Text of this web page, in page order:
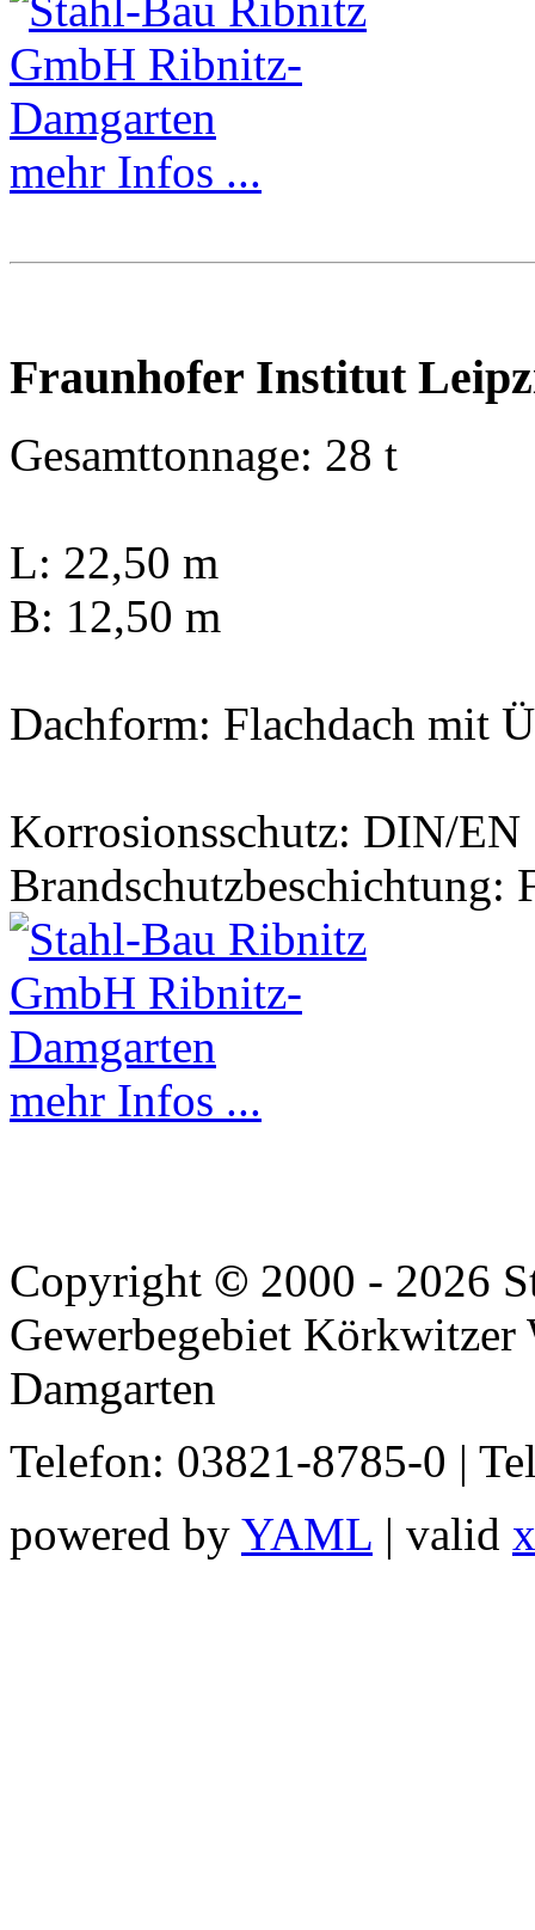
mehr Infos ...
Fraunhofer Institut
Gesamttonnage: 28 t
L: 22,50 m
B: 12,50 m
Dachform: Flachdach mit
Korrosionsschutz: DIN/EN
Brandschutzbeschichtung:
mehr Infos ...
Copyright © 2000 - 2026
Gewerbegebiet
Damgarten
Telefon: 03821-8785-0 |
powered by YAML | valid